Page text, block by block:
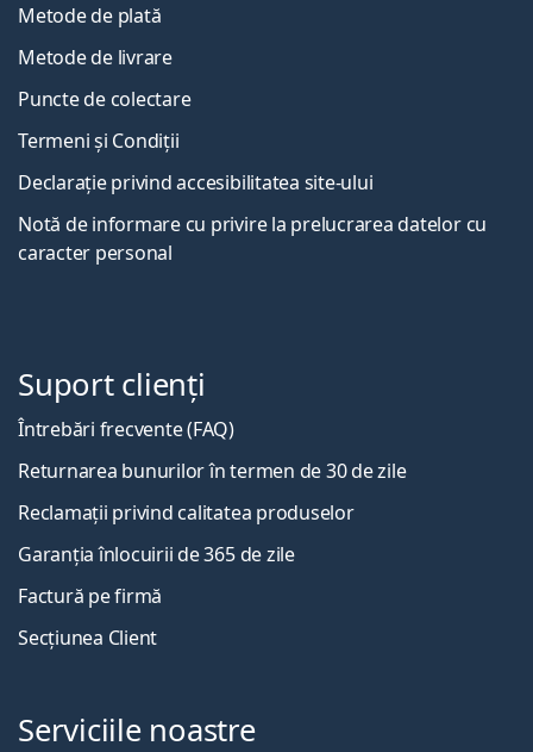
Metode de plată
Metode de livrare
Puncte de colectare
Termeni și Condiții
Declarație privind accesibilitatea site-ului
Notă de informare cu privire la prelucrarea datelor cu
caracter personal
Suport clienți
Întrebări frecvente (FAQ)
Returnarea bunurilor în termen de 30 de zile
Reclamații privind calitatea produselor
Garanția înlocuirii de 365 de zile
Factură pe firmă
Secțiunea Client
Serviciile noastre